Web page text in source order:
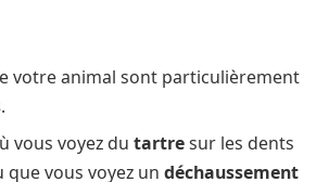
votre animal sont particulièrement
.
vous voyez du tartresur les dents
que vous voyez un déchaussement